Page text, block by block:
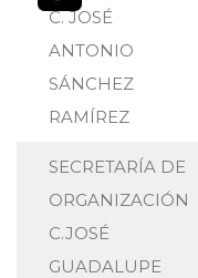
C. JOSÉ
ANTONIO
SÁNCHEZ
RAMÍREZ
SECRETARÍA DE
ORGANIZACIÓN
C.JOSÉ
GUADALUPE